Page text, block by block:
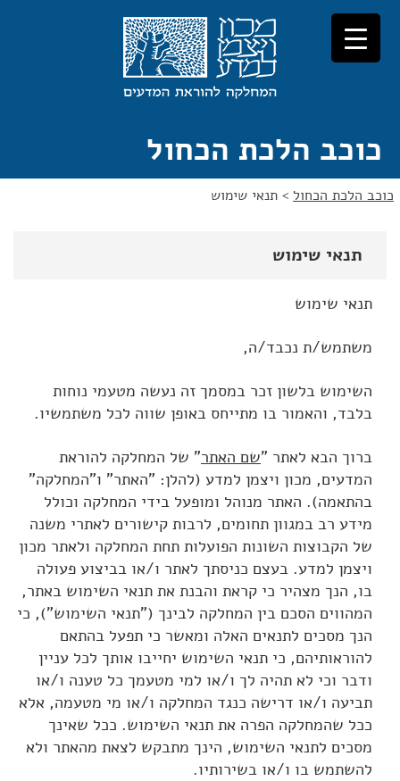
לתוכן
לניווט
כוכב הלכת הכחול
כוכב הלכת הכחול > תנאי שימוש
תנאי שימוש
תנאי שימוש
משתמש/ת נכבד/ה,
השימוש בלשון זכר במסמך זה נעשה מטעמי נוחות
בלבד, והאמור בו מתייחס באופן שווה לכל משתמשיו.
ברוך הבא לאתר "שם האתר" של המחלקה להוראת
המדעים, מכון ויצמן למדע (להלן: "האתר" ו"המחלקה"
בהתאמה). האתר מנוהל ומופעל בידי המחלקה וכולל
מידע רב במגוון תחומים, לרבות קישורים לאתרי משנה
של הקבוצות השונות הפועלות תחת המחלקה ולאתר מכון
ויצמן למדע. בעצם כניסתך לאתר ו/או בביצוע פעולה
בו, הנך מצהיר כי קראת והבנת את תנאי השימוש באתר,
המהווים הסכם בין המחלקה לבינך ("תנאי השימוש"), כי
הנך מסכים לתנאים האלה ומאשר כי תפעל בהתאם
להוראותיהם, כי תנאי השימוש יחייבו אותך לכל עניין
ודבר וכי לא תהיה לך ו/או למי מטעמך כל טענה ו/או
תביעה ו/או דרישה כנגד המחלקה ו/או מי מטעמה, אלא
ככל שהמחלקה הפרה את תנאי השימוש. ככל שאינך
מסכים לתנאי השימוש, הינך מתבקש לצאת מהאתר ולא
להשתמש בו ו/או בשירותיו.